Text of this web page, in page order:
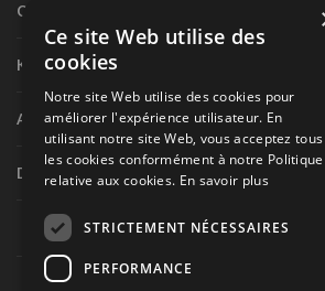
Circuit routier canadien
Karting
Autres séries nationales
Divers
Ce site Web utilise des
cookies
Notre site Web utilise des cookies pour
améliorer l'expérience utilisateur. En
utilisant notre site Web, vous acceptez tous
les cookies conformément à notre Politique
relative aux cookies. En savoir plus
STRICTEMENT NÉCESSAIRES
PERFORMANCE